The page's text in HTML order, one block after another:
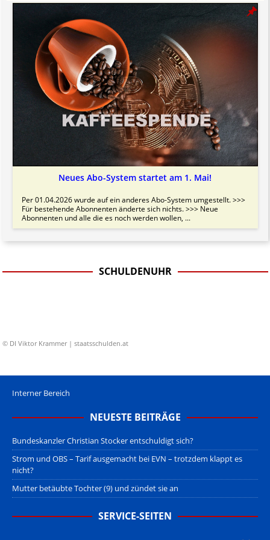
Neues Abo-System startet am 1. Mai!
Per 01.04.2026 wurde auf ein anderes Abo-System umgestellt. >>>
Für bestehende Abonnenten änderte sich nichts. >>> Neue
Abonnenten und alle die es noch werden wollen, ...
SCHULDENUHR
© DI Viktor Krammer | staatsschulden.at
Interner Bereich
NEUESTE BEITRÄGE
Bundeskanzler Christian Stocker entschuldigt sich?
Strom und OBS – Tarif ausgemacht bei EVN – trotzdem klappt es
nicht?
Mutter betäubte Tochter (9) und zündet sie an
SERVICE-SEITEN